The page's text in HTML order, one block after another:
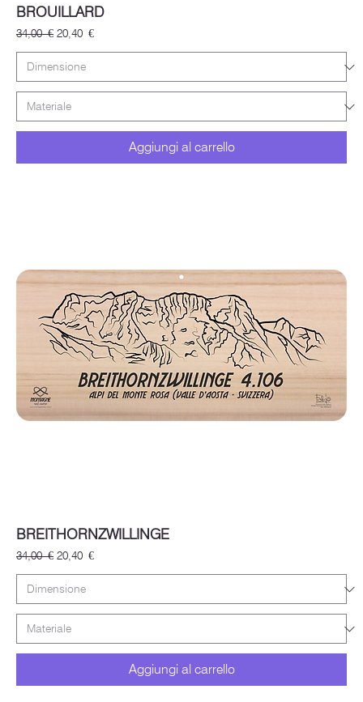
BROUILLARD
Prezzo regolare
34,00 € Prezzo scontato
20,40 €
Aggiungi al carrello
BREITHORNZWILLINGE
Prezzo regolare
34,00 € Prezzo scontato
20,40 €
Aggiungi al carrello